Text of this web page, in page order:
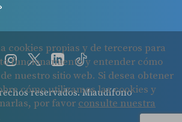
reservados. Miaudífono